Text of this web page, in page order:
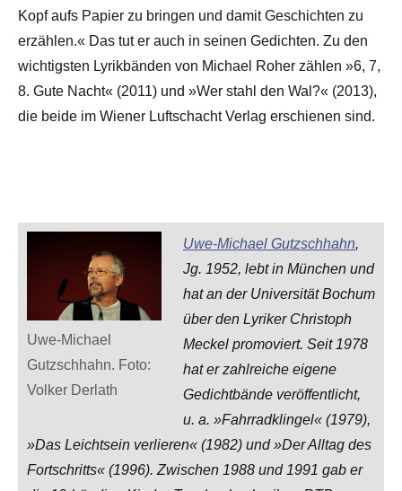
Kopf aufs Papier zu bringen und damit Geschichten zu
erzählen.« Das tut er auch in seinen Gedichten. Zu den
wichtigsten Lyrikbänden von Michael Roher zählen »6, 7,
8. Gute Nacht« (2011) und »Wer stahl den Wal?« (2013),
die beide im Wiener Luftschacht Verlag erschienen sind.
Uwe-Michael
Gutzschhahn. Foto:
Volker Derlath
Uwe-Michael Gutzschhahn,
Jg. 1952, lebt in München und
hat an der Universität Bochum
über den Lyriker Christoph
Meckel promoviert. Seit 1978
hat er zahlreiche eigene
Gedichtbände veröffentlicht,
u. a. »Fahrradklingel« (1979),
»Das Leichtsein verlieren« (1982) und »Der Alltag des
Fortschritts« (1996). Zwischen 1988 und 1991 gab er